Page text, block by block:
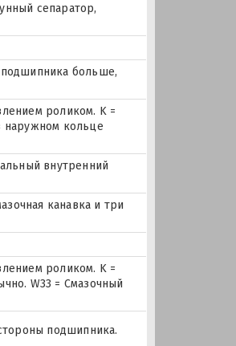
сепаратор,
подшипника больше,
роликом. K =
наружном кольце
внутренний
канавка и три
роликом. K =
W33 = Смазочный
подшипника.